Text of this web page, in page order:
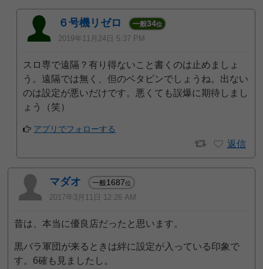
６号機リゼロ 一般34位
2019年11月24日 5:37 PM
スロ専で遠隔？有り得ないこと書くのは止めましょ
う。遠隔では無く、但のベタピンでしょうね。出ない
のは設定が悪いだけです。悪くても誤爆に期待しまし
ょう（笑）
アプリでフォローする
返信
マダオ 一般1687位
2017年3月11日 12:26 AM
昔は、本当に優良店だったと思います。
黒バラ軍団が来るときは絆に設定が入っている印象で
す。6確も見ましたし。